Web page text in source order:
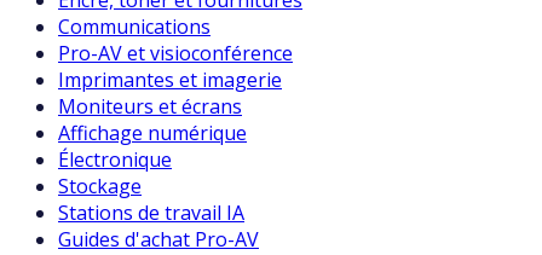
Communications
Pro-AV et visioconférence
Imprimantes et imagerie
Moniteurs et écrans
Affichage numérique
Électronique
Stockage
Stations de travail IA
Guides d'achat Pro-AV